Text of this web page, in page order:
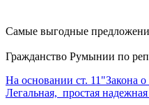
Самые выгодные
Гражданство Румынии по
На основании ст. 11"Закона
Легальная, простая